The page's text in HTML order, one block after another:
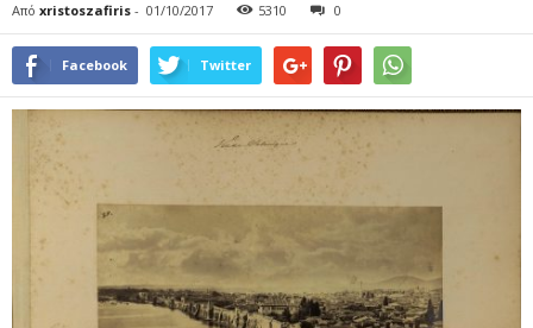
Από xristoszafiris - 01/10/2017 5310 0
Facebook Twitter